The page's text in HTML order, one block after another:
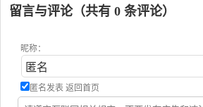
留言与评论（共有 0 条评论）
昵称：
匿名发表 返回首页